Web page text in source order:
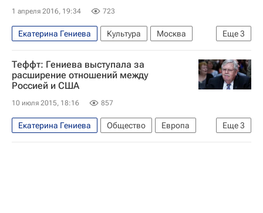
1 апреля 2016, 19:34 723
Еще3
Екатерина Гениева Культура
Москва
Владимир Мединский
Всероссийская библиотека иностранной литературы
Россия
Теффт: Гениева выступала за
расширение отношений между
Россией и США
10 июля 2015, 18:16 857
Еще3
Екатерина Гениева Общество
Европа
Весь мир
Джон Теффт Россия